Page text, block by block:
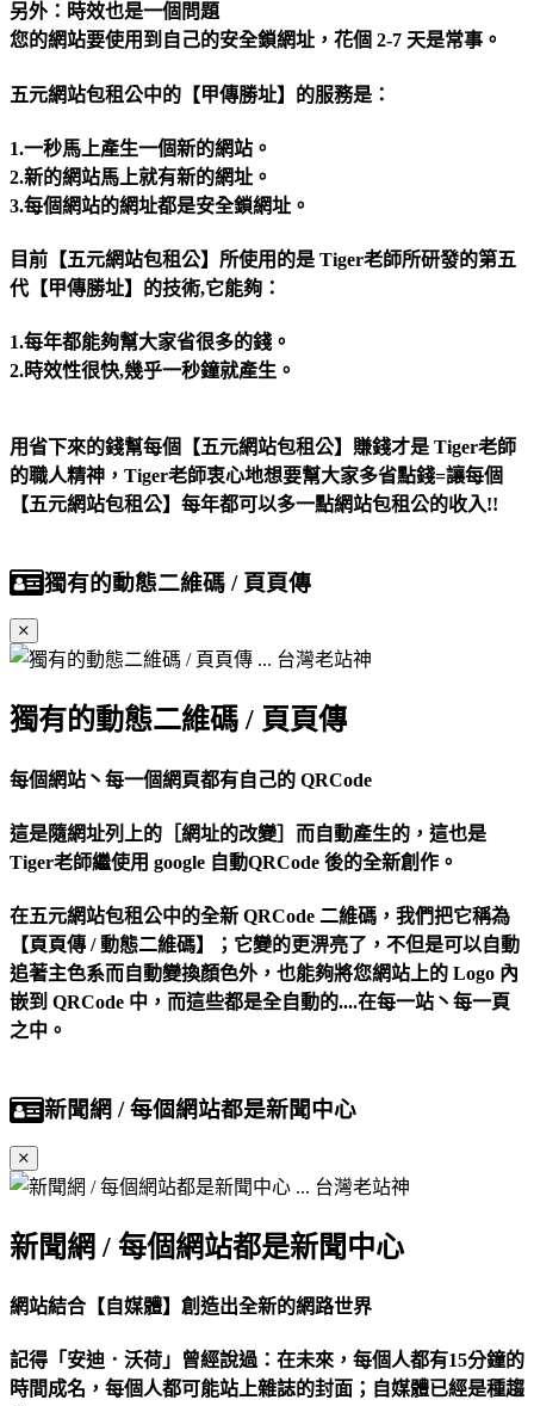
另外：時效也是一個問題
您的網站要使用到自己的安全鎖網址，花個 2-7 天是常事。
五元網站包租公中的【甲傳勝址】的服務是：
1.一秒馬上產生一個新的網站。
2.新的網站馬上就有新的網址。
3.每個網站的網址都是安全鎖網址。
目前【五元網站包租公】所使用的是 Tiger老師所研發的第五
代【甲傳勝址】的技術,它能夠：
1.每年都能夠幫大家省很多的錢。
2.時效性很快,幾乎一秒鐘就產生。
用省下來的錢幫每個【五元網站包租公】賺錢才是 Tiger老師
的職人精神，Tiger老師衷心地想要幫大家多省點錢=讓每個
【五元網站包租公】每年都可以多一點網站包租公的收入!!
獨有的動態二維碼 / 頁頁傳
獨有的動態二維碼 / 頁頁傳
每個網站丶每一個網頁都有自己的 QRCode
這是隨網址列上的［網址的改變］而自動產生的，這也是
Tiger老師繼使用 google 自動QRCode 後的全新創作。
在五元網站包租公中的全新 QRCode 二維碼，我們把它稱為
【頁頁傳 / 動態二維碼】；它變的更淠亮了，不但是可以自動
追著主色系而自動變換顏色外，也能夠將您網站上的 Logo 內
嵌到 QRCode 中，而這些都是全自動的....在每一站丶每一頁
之中。
新聞網 / 每個網站都是新聞中心
新聞網 / 每個網站都是新聞中心
網站結合【自媒體】創造出全新的網路世界
記得「安迪．沃荷」曾經說過：在未來，每個人都有15分鐘的
時間成名，每個人都可能站上雜誌的封面；自媒體已經是種趨